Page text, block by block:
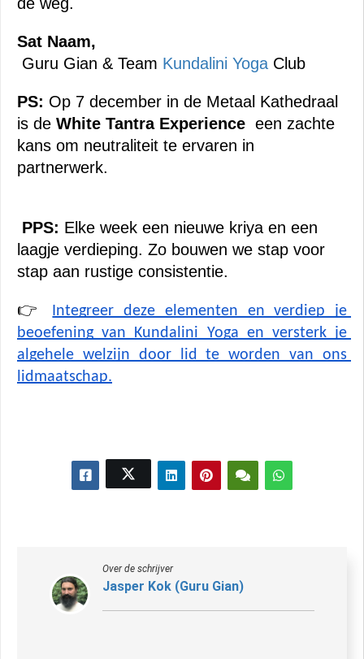
Sat Naam,
Guru Gian & Team Kundalini Yoga Club
PS: Op 7 december in de Metaal Kathedraal
is de White Tantra Experience een zachte
kans om neutraliteit te ervaren in
partnerwerk.
PPS: Elke week een nieuwe kriya en een
laagje verdieping. Zo bouwen we stap voor
stap aan rustige consistentie.
👉 Integreer deze elementen en verdiep je
beoefening van Kundalini Yoga en versterk je
algehele welzijn door lid te worden van ons
lidmaatschap.
Over de schrijver
Jasper Kok (Guru Gian)